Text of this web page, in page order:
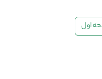
اول